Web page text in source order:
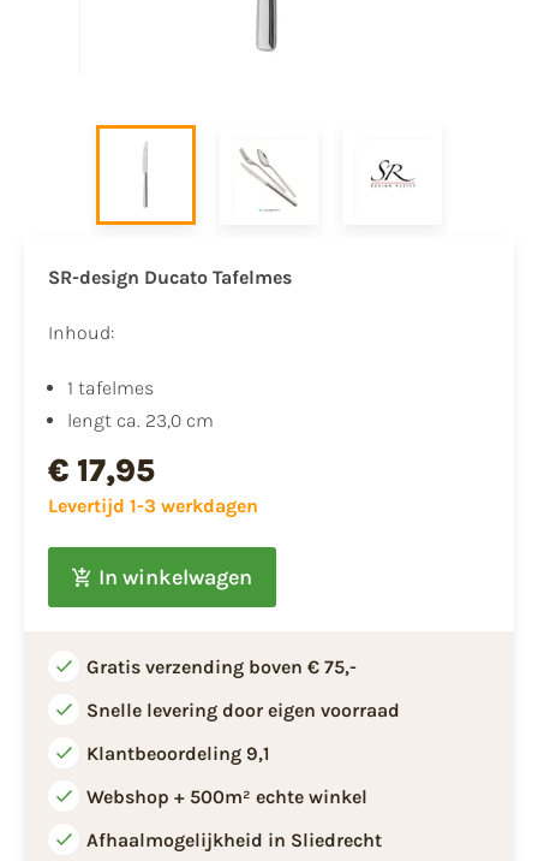
SR-design Ducato Tafelmes
Inhoud:
1 tafelmes
lengt ca. 23,0 cm
€ 17,95
Levertijd 1-3 werkdagen
In winkelwagen
Gratis verzending boven € 75,-
Snelle levering door eigen voorraad
Klantbeoordeling 9,1
Webshop + 500m² echte winkel
Afhaalmogelijkheid in Sliedrecht